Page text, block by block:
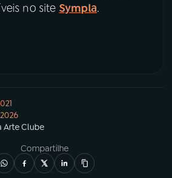
no site Sympla.
Arte Clube
Compartilhe